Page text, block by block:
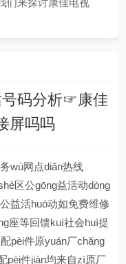
们来探讨康佳电视
号码分析☞康佳
屏吗吗
wù网点diǎn热线
区公gōng益活动dòng
益活huó动如免费维修
座等回馈kuì社会huì提
pèi件原yuán厂chǎng
pèi件jiàn均来自zì原厂